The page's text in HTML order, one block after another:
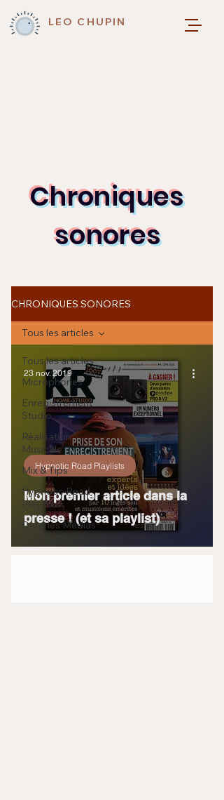
LEO CHUPIN
Chroniques
sonores
CHRONIQUES SONORES
Tous les articles
Microphones
Enregistrement
Studio
Réalisation
Musicale
Mix & Tips
Hypnotic Road
Playlists
Dans les Médias
Tous les articles
Mon premier article dans la
presse ! (et sa playlist)
Hypnotic Road Playlists
23 nov. 2019